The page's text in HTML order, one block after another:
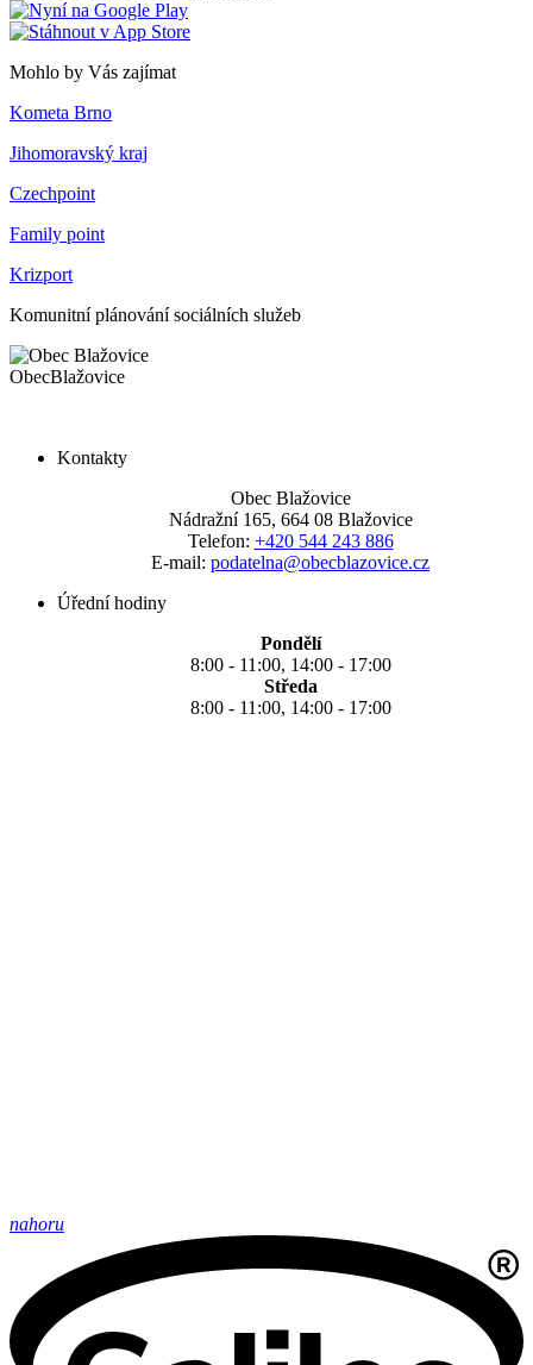
Mohlo by Vás zajímat
Kometa Brno
Jihomoravský kraj
Czechpoint
Family point
Krizport
Komunitní plánování sociálních služeb
ObecBlažovice
Kontakty
Obec Blažovice
Nádražní 165, 664 08 Blažovice
Telefon: +420 544 243 886
E-mail: podatelna@obecblazovice.cz
Úřední hodiny
Pondělí
8:00 - 11:00, 14:00 - 17:00
Středa
8:00 - 11:00, 14:00 - 17:00
nahoru